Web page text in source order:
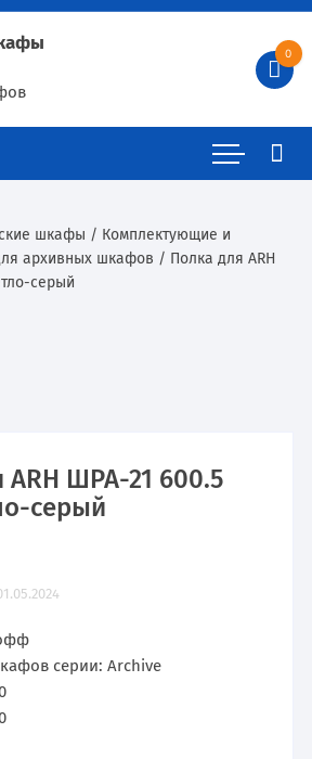
0
шкафы / Комплектующие и
архивных шкафов / Полка для ARH
серый
ARH ШРА-21 600.5
серый
серии: Archive